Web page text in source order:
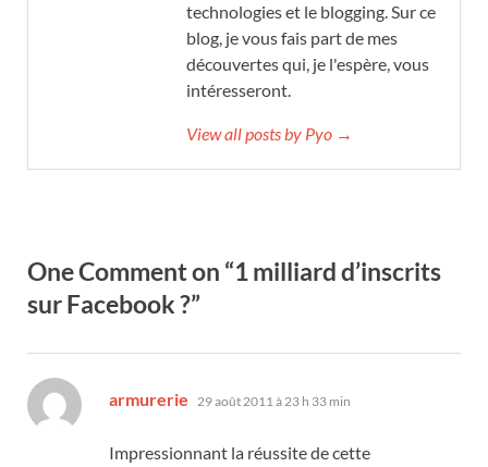
technologies et le blogging. Sur ce
blog, je vous fais part de mes
découvertes qui, je l'espère, vous
intéresseront.
View all posts by Pyo →
One Comment on “1 milliard d’inscrits
sur Facebook ?”
armurerie dit :
29 août 2011 à 23 h 33 min
Impressionnant la réussite de cette